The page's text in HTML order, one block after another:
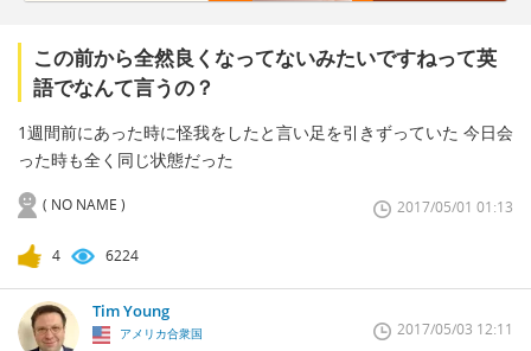
この前から全然良くなってないみたいですねって英
語でなんて言うの？
1週間前にあった時に怪我をしたと言い足を引きずっていた 今日会
った時も全く同じ状態だった
( NO NAME ) 2017/05/01 01:13
4 6224
Tim Young
アメリカ合衆国 2017/05/03 12:11